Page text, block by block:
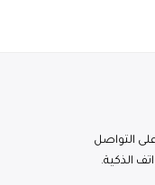
التواصل
الذكية.